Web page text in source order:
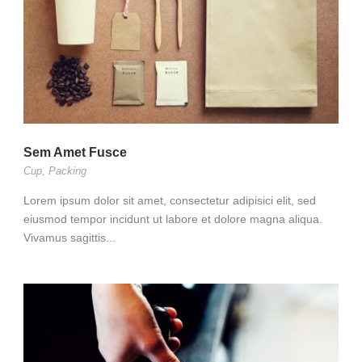
Sem Amet Fusce
Cup Packing
Lorem ipsum dolor sit amet, consectetur adipisici elit, sed
eiusmod tempor incidunt ut labore et dolore magna aliqua.
Vivamus sagittis...